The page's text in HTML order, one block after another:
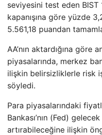
seviyesini test eden
kapanışına göre yüzde
5.561,18 puandan
AA’nın aktardığına göre
piyasalarında, merkez
ilişkin belirsizliklerle risk
söyledi.
Para piyasalarındaki
Bankası’nın (Fed)
artırabileceğine ilişkin